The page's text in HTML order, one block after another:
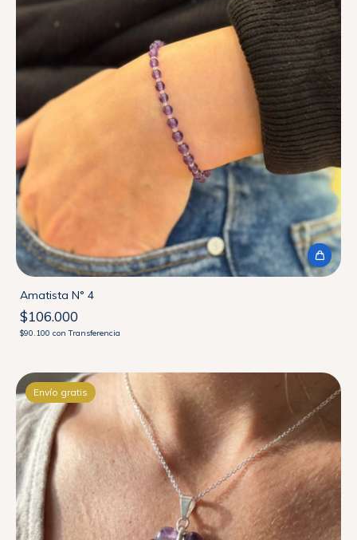
Amatista N° 4
$106.000
$90.100 con Transferencia
Envío gratis